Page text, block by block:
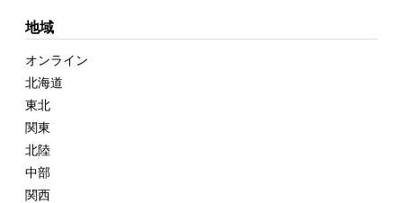
地域
オンライン
北海道
東北
関東
北陸
中部
関西